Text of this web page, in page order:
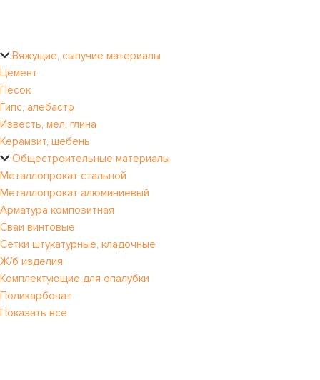
Вяжущие, сыпучие материалы
Цемент
Песок
Гипс, алебастр
Известь, мел, глина
Керамзит, щебень
Общестроительные материалы
Металлопрокат стальной
Металлопрокат алюминиевый
Арматура композитная
Сваи винтовые
Сетки штукатурные, кладочные
Ж/б изделия
Комплектующие для опалубки
Поликарбонат
Показать все